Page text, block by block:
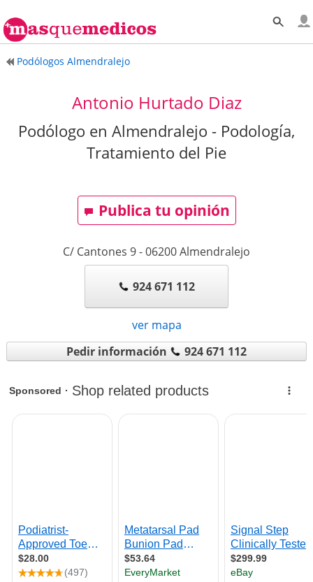
Podólogos Almendralejo
Antonio Hurtado Diaz
Podólogo en Almendralejo - Podología,
Tratamiento del Pie
Publica tu opinión
C/ Cantones 9-06200Almendralejo
924 671 112
ver mapa
Pedir información
924 671 112